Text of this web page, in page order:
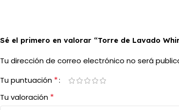
Sé el primero en valorar “Torre de Lavado
Tu dirección de correo electrónico no será
Tu puntuación *
Tu valoración *